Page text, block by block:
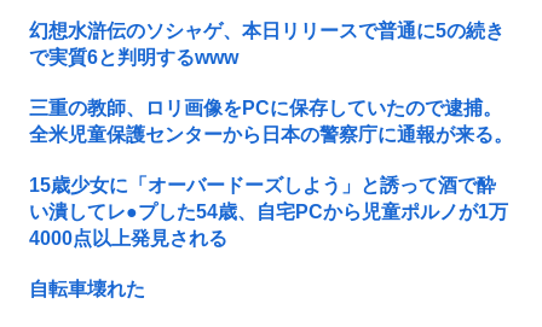
幻想水滸伝のソシャゲ、本日リリースで普通に5の続き
で実質6と判明するwww
三重の教師、ロリ画像をPCに保存していたので逮捕。
全米児童保護センターから日本の警察庁に通報が来る。
15歳少女に「オーバードーズしよう」と誘って酒で酔
い潰してレ●プした54歳、自宅PCから児童ポルノが1万
4000点以上発見される
自転車壊れた